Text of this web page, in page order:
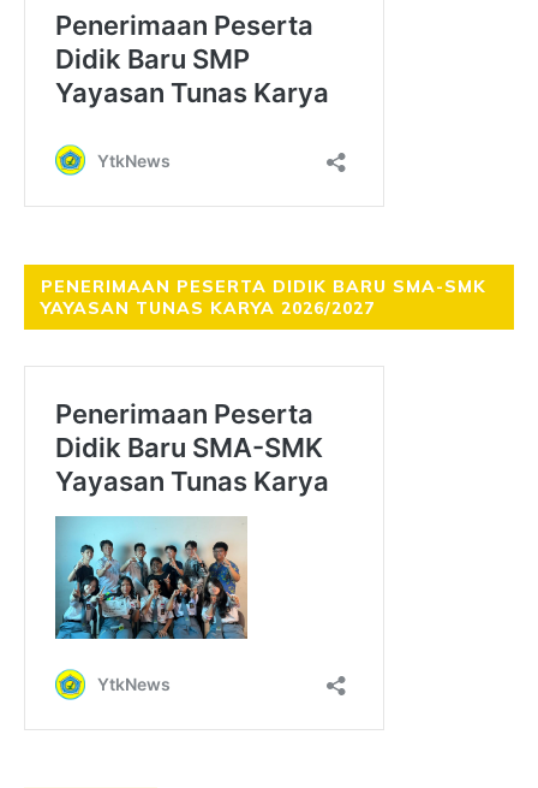
PENERIMAAN PESERTA DIDIK BARU SMA-SMK
YAYASAN TUNAS KARYA 2026/2027